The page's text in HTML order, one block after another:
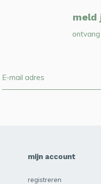
meld
mijn account
registreren